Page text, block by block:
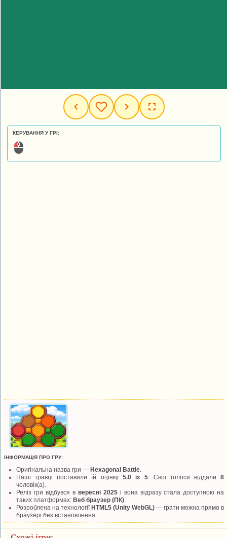
КЕРУВАННЯ У ГРІ:
ІНФОРМАЦІЯ ПРО ГРУ:
Оригінальна назва гри —Hexagonal Battle
Наші гравці поставили їй оцінку5.0 із 5. Свої голоси віддали8
чоловік(а).
Реліз гри відбувся в вересні 2025і вона відразу стала доступною на
таких платформах:Веб браузер (ПК)
Розроблена на технологіїHTML5 (Unity WebGL) — грати можна прямо в
браузері без встановлення.